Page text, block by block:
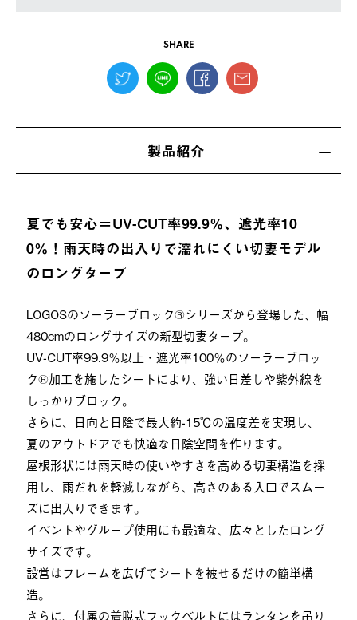
SHARE
製品紹介
夏でも安心＝UV-CUT率99.9％、遮光率10
0％！雨天時の出入りで濡れにくい切妻モデル
のロングタープ
LOGOSのソーラーブロック®シリーズから登場した、幅
480cmのロングサイズの新型切妻タープ。
UV-CUT率99.9％以上・遮光率100％のソーラーブロッ
ク®加工を施したシートにより、強い日差しや紫外線を
しっかりブロック。
さらに、日向と日陰で最大約-15℃の温度差を実現し、
夏のアウトドアでも快適な日陰空間を作ります。
屋根形状には雨天時の使いやすさを高める切妻構造を採
用し、雨だれを軽減しながら、高さのある入口でスムー
ズに出入りできます。
イベントやグループ使用にも最適な、広々としたロング
サイズです。
設営はフレームを広げてシートを被せるだけの簡単構
造。
さらに、付属の着脱式フックベルトにはランタンを吊り